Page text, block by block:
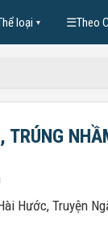
loại ▼ ☰Theo
TRÚNG
Hước, Truyện